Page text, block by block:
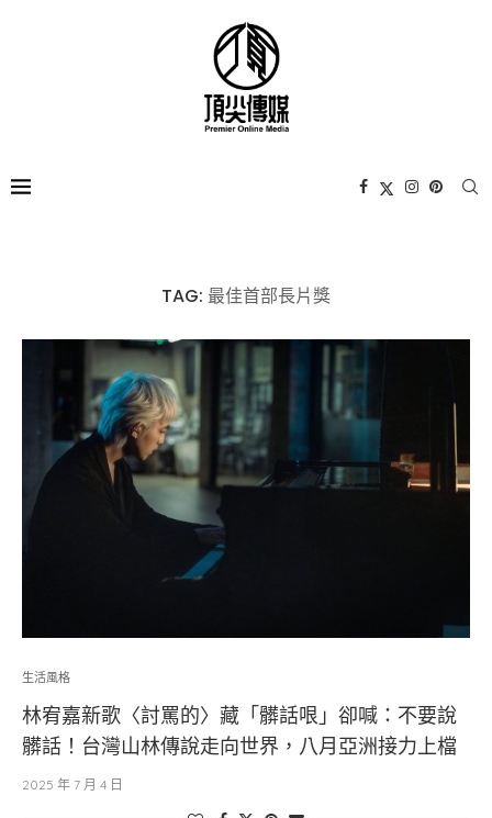
TAG: 最佳首部長片獎
生活風格
林宥嘉新歌〈討罵的〉藏「髒話哏」卻喊：不要說
髒話！台灣山林傳說走向世界，八月亞洲接力上檔
2025 年 7 月 4 日